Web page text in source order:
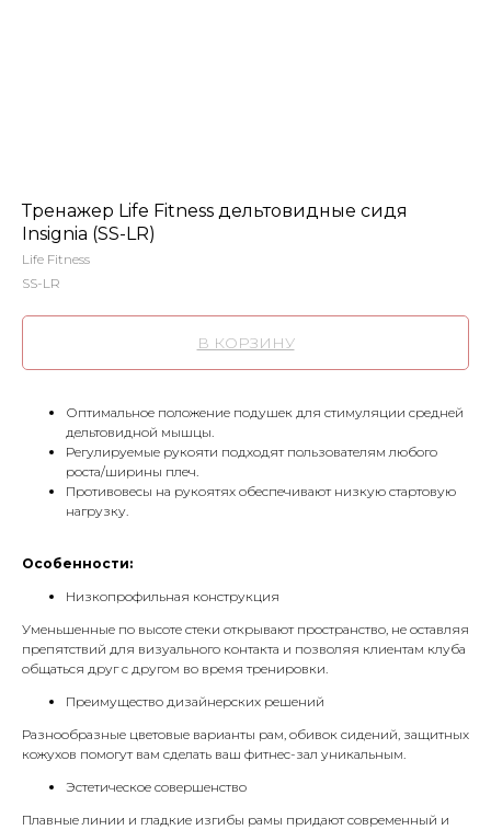
Тренажер Life Fitness дельтовидные сидя
Insignia (SS-LR)
Life Fitness
SS-LR
В КОРЗИНУ
Оптимальное положение подушек для стимуляции средней
дельтовидной мышцы.
Регулируемые рукояти подходят пользователям любого
роста/ширины плеч.
Противовесы на рукоятях обеспечивают низкую стартовую
нагрузку.
Особенности:
Низкопрофильная конструкция
Уменьшенные по высоте стеки открывают пространство, не оставляя
препятствий для визуального контакта и позволяя клиентам клуба
общаться друг с другом во время тренировки.
Преимущество дизайнерских решений
Разнообразные цветовые варианты рам, обивок сидений, защитных
кожухов помогут вам сделать ваш фитнес-зал уникальным.
Эстетическое совершенство
Плавные линии и гладкие изгибы рамы придают современный и